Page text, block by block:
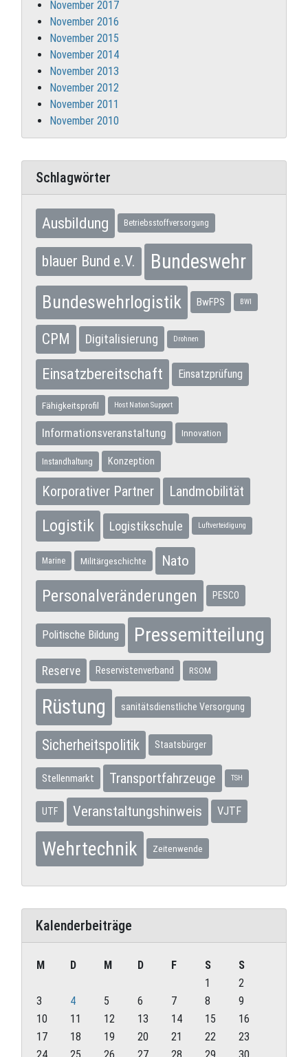
November 2017
November 2016
November 2015
November 2014
November 2013
November 2012
November 2011
November 2010
Schlagwörter
Ausbildung Betriebsstoffversorgung
blauer Bund e.V. Bundeswehr
Bundeswehrlogistik BwFPS BWI
CPM Digitalisierung Drohnen
Einsatzbereitschaft Einsatzprüfung
Fähigkeitsprofil Host Nation Support
Informationsveranstaltung Innovation
Instandhaltung Konzeption
Korporativer Partner Landmobilität
Logistik Logistikschule Luftverteidigung
Marine Militärgeschichte Nato
Personalveränderungen PESCO
Politische Bildung Pressemitteilung
Reserve Reservistenverband RSOM
Rüstung sanitätsdienstliche Versorgung
Sicherheitspolitik Staatsbürger
Stellenmarkt Transportfahrzeuge TSH
UTF Veranstaltungshinweis VJTF
Wehrtechnik Zeitenwende
Kalenderbeiträge
M D M D F S
S
1
2
3
4 5 6 7 8
9
10
11 12 13 14 15
16
17
18 19 20 21 22
23